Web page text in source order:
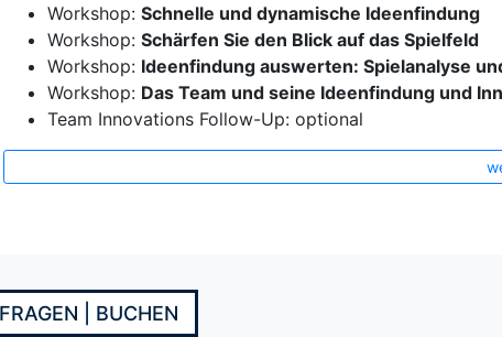
Workshop: Schnelle und dynamische Ideenfindung
Workshop: Schärfen Sie den Blick auf das Spielfeld
Workshop: Ideenfindung auswerten: Spielanalyse
Workshop: Das Team und seine Ideenfindung und
Team Innovations Follow-Up: optional
| BUCHEN